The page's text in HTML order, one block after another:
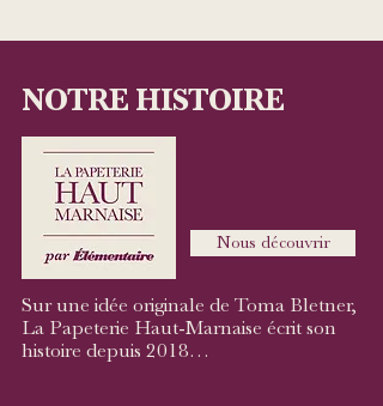
NOTRE HISTOIRE
Nous découvrir
Sur une idée originale de Toma Bletner,
La Papeterie Haut-Marnaise écrit son
histoire depuis 2018…